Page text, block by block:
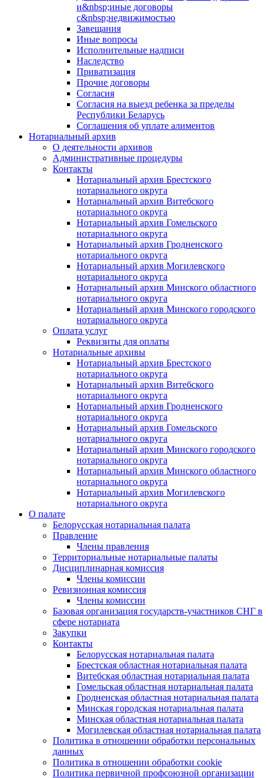
и&nbsp;иные договоры
с&nbsp;недвижимостью
Завещания
Иные вопросы
Исполнительные надписи
Наследство
Приватизация
Прочие договоры
Согласия
Согласия на выезд ребенка за пределы
Республики Беларусь
Соглашения об уплате алиментов
Нотариальный архив
О деятельности архивов
Административные процедуры
Контакты
Нотариальный архив Брестского
нотариального округа
Нотариальный архив Витебского
нотариального округа
Нотариальный архив Гомельского
нотариального округа
Нотариальный архив Гродненского
нотариального округа
Нотариальный архив Могилевского
нотариального округа
Нотариальный архив Минского областного
нотариального округа
Нотариальный архив Минского городского
нотариального округа
Оплата услуг
Реквизиты для оплаты
Нотариальные архивы
Нотариальный архив Брестского
нотариального округа
Нотариальный архив Витебского
нотариального округа
Нотариальный архив Гродненского
нотариального округа
Нотариальный архив Гомельского
нотариального округа
Нотариальный архив Минского городского
нотариального округа
Нотариальный архив Минского областного
нотариального округа
Нотариальный архив Могилевского
нотариального округа
О палате
Белорусская нотариальная палата
Правление
Члены правления
Территориальные нотариальные палаты
Дисциплинарная комиссия
Члены комиссии
Ревизионная комиссия
Члены комиссии
Базовая организация государств-участников СНГ в
сфере нотариата
Закупки
Контакты
Белорусская нотариальная палата
Брестская областная нотариальная палата
Витебская областная нотариальная палата
Гомельская областная нотариальная палата
Гродненская областная нотариальная палата
Минская городская нотариальная палата
Минская областная нотариальная палата
Могилевская областная нотариальная палата
Политика в отношении обработки персональных
данных
Политика в отношении обработки cookie
Политика первичной профсоюзной организации